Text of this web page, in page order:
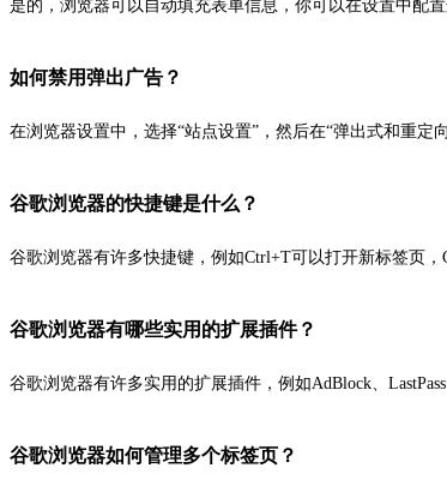
是的，浏览器可以自动填充表单信息，你可以在设置中配
如何禁用弹出广告？
在浏览器设置中，选择“站点设置”，然后在“弹出式和重定
谷歌浏览器的快捷键是什么？
谷歌浏览器有许多快捷键，例如Ctrl+T可以打开新标签页
谷歌浏览器有哪些实用的扩展插件？
谷歌浏览器有许多实用的扩展插件，例如AdBlock、
谷歌浏览器如何管理多个标签页？